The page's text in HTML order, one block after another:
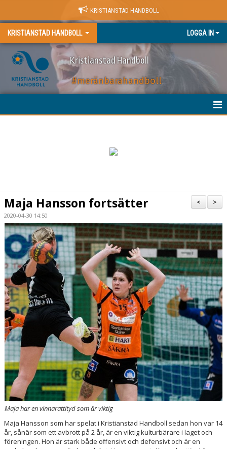
KRISTIANSTAD HANDBOLL
KRISTIANSTAD HANDBOLL LOGGA IN
Kristianstad Handboll
#meränbarahandboll
KALENDER
HANDBOLLSSKOLA
PARTNERSKAP
FÖRENINGEN
OM OSS
KONTAKT
>
<
Maja Hansson fortsätter
2020-04-30 14:50
Maja har en vinnarattityd som är viktig
Maja Hansson som har spelat i Kristianstad Handboll sedan hon var 14
år, sånär som ett avbrott på 2 år, är en viktig kulturbärare i laget och
föreningen. Hon är stark både offensivt och defensivt och är en